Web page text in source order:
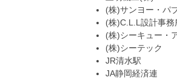
(株)サンヨー・パ
(株)C.L.L設計事務
(株)シーキュー・
(株)シーテック
JR清水駅
JA静岡経済連